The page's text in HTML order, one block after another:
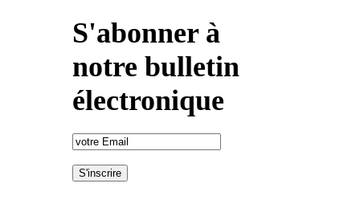
S'abonner à
notre bulletin
électronique